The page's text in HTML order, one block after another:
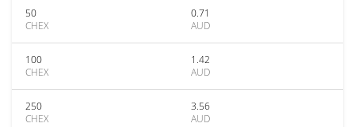
50
CHEX
0.71
AUD
100
CHEX
1.42
AUD
250
CHEX
3.56
AUD